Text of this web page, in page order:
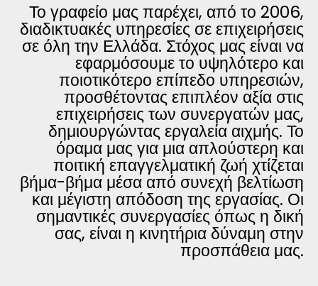
Το γραφείο μας παρέχει, από το 2006,
διαδικτυακές υπηρεσίες σε επιχειρήσεις
σε όλη την Ελλάδα. Στόχος μας είναι να
εφαρμόσουμε το υψηλότερο και
ποιοτικότερο επίπεδο υπηρεσιών,
προσθέτοντας επιπλέον αξία στις
επιχειρήσεις των συνεργατών μας,
δημιουργώντας εργαλεία αιχμής. Το
όραμα μας για μια απλούστερη και
ποιτική επαγγελματική ζωή χτίζεται
βήμα-βήμα μέσα από συνεχή βελτίωση
και μέγιστη απόδοση της εργασίας. Οι
σημαντικές συνεργασίες όπως η δική
σας, είναι η κινητήρια δύναμη στην
προσπάθεια μας.